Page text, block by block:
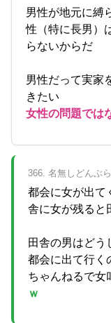
男性が地元に縛
性（特に長男）
らないからだ
男性だって実家
きたい
女性の問題では
366. 名無しどんぶ
都会に女が出て
舎に女が残ると
田舎の男はどう
都会に出て行く
ちゃんねるで女
ｗ